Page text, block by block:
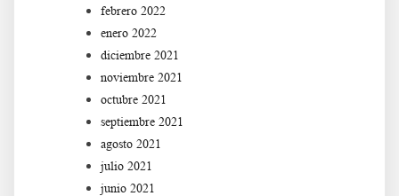
febrero 2022
enero 2022
diciembre 2021
noviembre 2021
octubre 2021
septiembre 2021
agosto 2021
julio 2021
junio 2021